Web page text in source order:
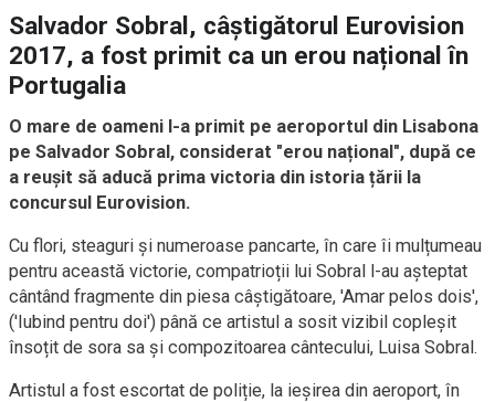
Salvador Sobral, câștigătorul Eurovision
2017, a fost primit ca un erou național în
Portugalia
O mare de oameni l-a primit pe aeroportul din Lisabona
pe Salvador Sobral, considerat "erou național", după ce
a reușit să aducă prima victoria din istoria țării la
concursul Eurovision.
Cu flori, steaguri și numeroase pancarte, în care îi mulțumeau
pentru această victorie, compatrioții lui Sobral l-au așteptat
cântând fragmente din piesa câștigătoare, 'Amar pelos dois',
('Iubind pentru doi') până ce artistul a sosit vizibil copleșit
însoțit de sora sa și compozitoarea cântecului, Luisa Sobral.
Artistul a fost escortat de poliție, la ieșirea din aeroport, în